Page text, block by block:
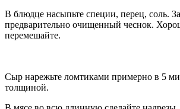
В блюдце насыпьте специи, перец, соль.
предварительно очищенный чеснок.
перемешайте.
Сыр нарежьте ломтиками примерно в 5
толщиной.